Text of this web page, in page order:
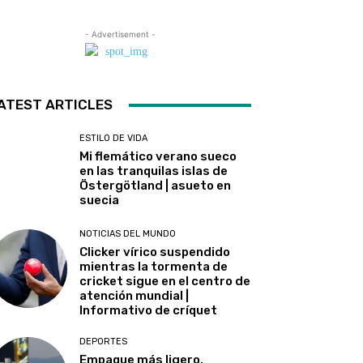
- Advertisement -
ARTICLES
ESTILO DE VIDA
Mi flemático verano sueco
en las tranquilas islas de
Östergötland | asueto en
suecia
NOTICIAS DEL MUNDO
Clicker vírico suspendido
mientras la tormenta de
cricket sigue en el centro de
atención mundial |
Informativo de críquet
DEPORTES
Empaque más ligero,